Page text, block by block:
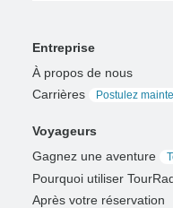
Entreprise
À propos de nous
Carrières
Postulez
Voyageurs
Gagnez une aventure
Pourquoi utiliser
Après votre réservation